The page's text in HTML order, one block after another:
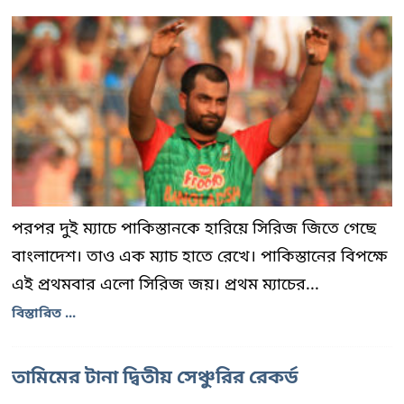
পরপর দুই ম্যাচে পাকিস্তানকে হারিয়ে সিরিজ জিতে গেছে
বাংলাদেশ। তাও এক ম্যাচ হাতে রেখে। পাকিস্তানের বিপক্ষে
এই প্রথমবার এলো সিরিজ জয়। প্রথম ম্যাচের...
বিস্তারিত ...
তামিমের টানা দ্বিতীয় সেঞ্চুরির রেকর্ড